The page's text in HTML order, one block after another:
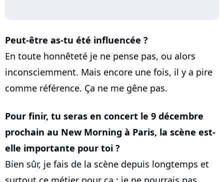
Peut-être as-tu été influencée ?
En toute honnêteté je ne pense pas, ou alors
inconsciemment. Mais encore une fois, il y a pire
comme référence. Ça ne me gêne pas.
Pour finir, tu seras en concert le 9 décembre
prochain au New Morning à Paris, la scène est-
elle importante pour toi ?
Bien sûr, je fais de la scène depuis longtemps et